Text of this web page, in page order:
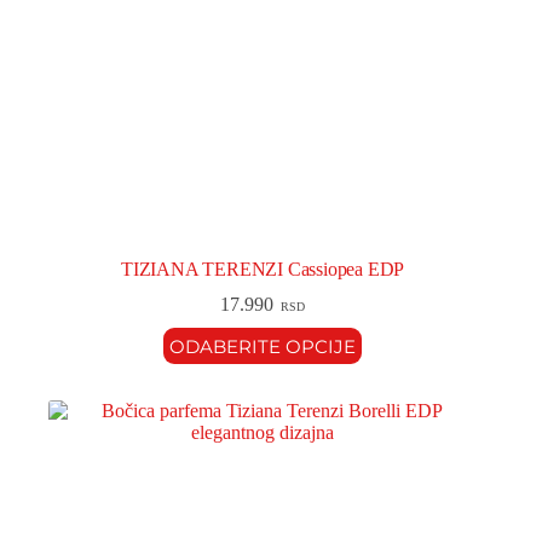
TIZIANA TERENZI Cassiopea EDP
17.990 RSD
ODABERITE OPCIJE